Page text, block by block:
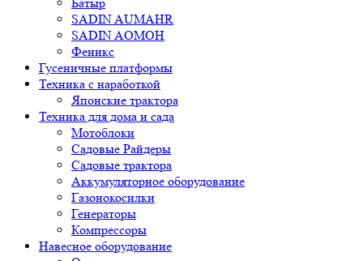
SADIN AUMAHR
SADIN AOMOH
Феникс
Гусеничные платформы
Техника с наработкой
Японские трактора
Техника для дома и сада
Мотоблоки
Садовые Райдеры
Садовые трактора
Аккумуляторное оборудование
Газонокосилки
Генераторы
Компрессоры
Навесное оборудование